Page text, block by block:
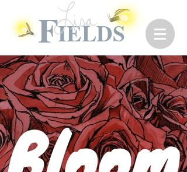
IELDS
F